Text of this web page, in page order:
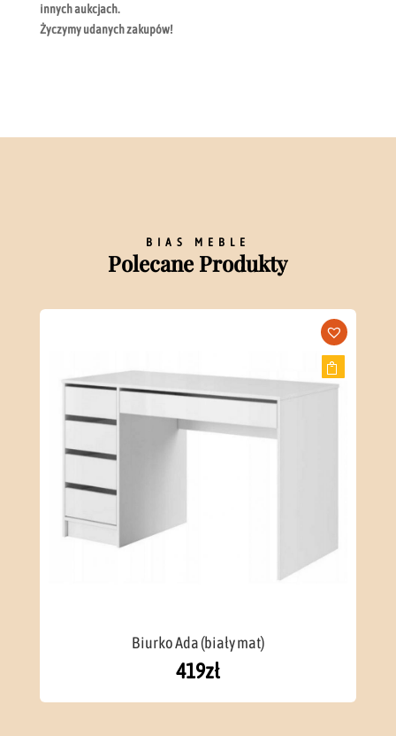
innych aukcjach.
Życzymy udanych zakupów!
BIAS MEBLE
Polecane Produkty
Biurko Ada (biały mat)
419zł